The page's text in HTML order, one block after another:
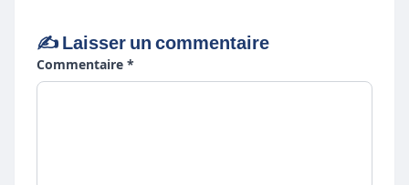
✍️ Laisser un commentaire
Commentaire *